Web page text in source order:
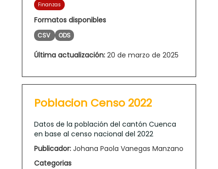
Finanzas
Formatos disponibles
CSV ODS
Última actualización: 20 de marzo de 2025
Poblacion Censo 2022
Datos de la población del cantón Cuenca
en base al censo nacional del 2022
Publicador: Johana Paola Vanegas Manzano
Categorias